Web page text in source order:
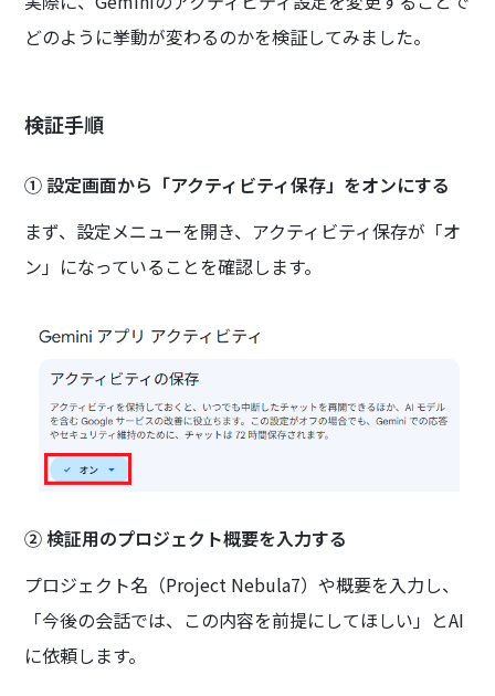
どのように挙動が変わるのかを検証してみました。
検証手順
① 設定画面から「アクティビティ保存」をオンにする
まず、設定メニューを開き、アクティビティ保存が「オ
ン」になっていることを確認します。
② 検証用のプロジェクト概要を入力する
プロジェクト名（Project Nebula7）や概要を入力し、
「今後の会話では、この内容を前提にしてほしい」とAI
に依頼します。